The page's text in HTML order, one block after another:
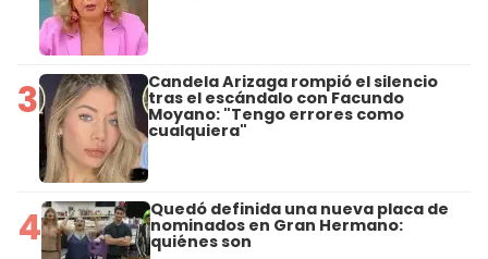
3 Candela Arizaga rompió el silencio
tras el escándalo con Facundo
Moyano: "Tengo errores como
cualquiera"
4 Quedó definida una nueva placa de
nominados en Gran Hermano:
quiénes son